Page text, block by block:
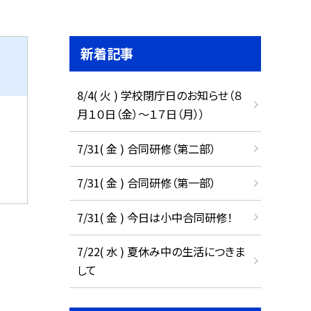
新着記事
8/4( 火 ) 学校閉庁日のお知らせ（８
月１０日（金）～１７日（月））
7/31( 金 ) 合同研修（第二部）
7/31( 金 ) 合同研修（第一部）
7/31( 金 ) 今日は小中合同研修！
7/22( 水 ) 夏休み中の生活につきま
して